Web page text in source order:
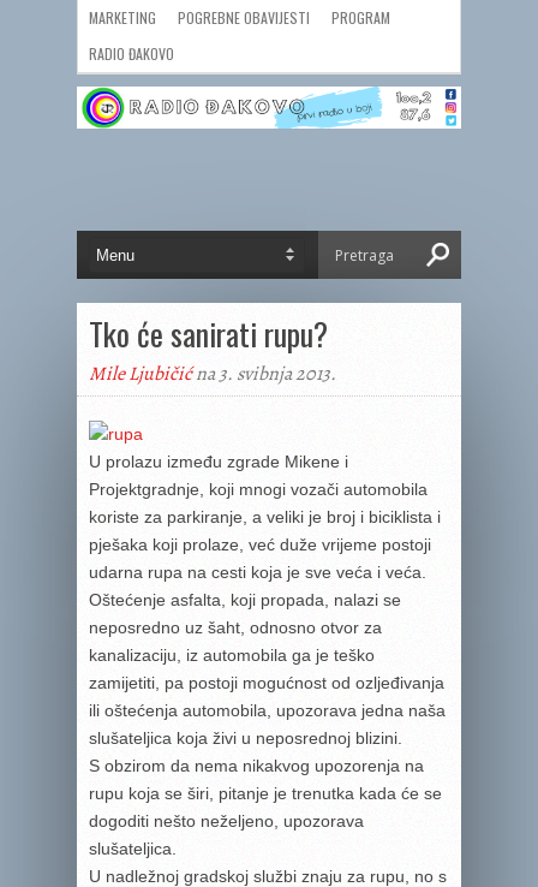
MARKETING POGREBNE OBAVIJESTI
PROGRAM
RADIO ĐAKOVO
Tko će sanirati rupu?
Mile Ljubičićna 3. svibnja 2013.
U prolazu između zgrade Mikene i
Projektgradnje, koji mnogi vozači automobila
koriste za parkiranje, a veliki je broj i biciklista i
pješaka koji prolaze, već duže vrijeme postoji
udarna rupa na cesti koja je sve veća i veća.
Oštećenje asfalta, koji propada, nalazi se
neposredno uz šaht, odnosno otvor za
kanalizaciju, iz automobila ga je teško
zamijetiti, pa postoji mogućnost od ozljeđivanja
ili oštećenja automobila, upozorava jedna naša
slušateljica koja živi u neposrednoj blizini.
S obzirom da nema nikakvog upozorenja na
rupu koja se širi, pitanje je trenutka kada će se
dogoditi nešto neželjeno, upozorava
slušateljica.
U nadležnoj gradskoj službi znaju za rupu, no s